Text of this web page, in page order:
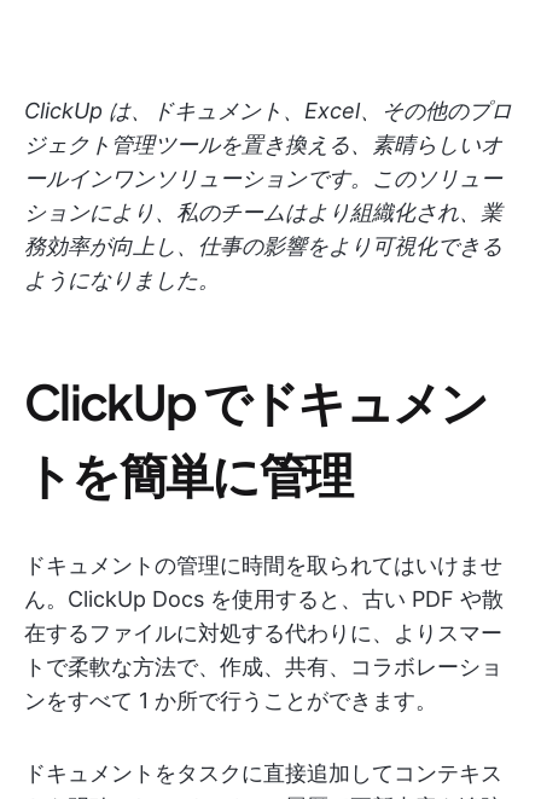
ClickUp は、ドキュメント、Excel、その他のプロ
ジェクト管理ツールを置き換える、素晴らしいオ
ールインワンソリューションです。このソリュー
ションにより、私のチームはより組織化され、業
務効率が向上し、仕事の影響をより可視化できる
ようになりました。
ClickUp でドキュメン
トを簡単に管理
ドキュメントの管理に時間を取られてはいけませ
ん。ClickUp Docs を使用すると、古い PDF や散
在するファイルに対処する代わりに、よりスマー
トで柔軟な方法で、作成、共有、コラボレーショ
ンをすべて 1 か所で行うことができます。
ドキュメントをタスクに直接追加してコンテキス